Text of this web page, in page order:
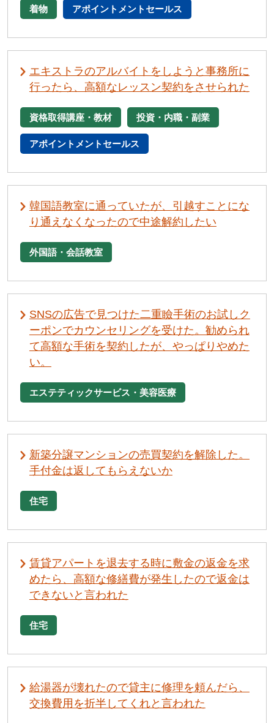
着物 アポイントメントセールス
エキストラのアルバイトをしようと事務所に
行ったら、高額なレッスン契約をさせられた
資格取得講座・教材 投資・内職・副業
アポイントメントセールス
韓国語教室に通っていたが、引越すことにな
り通えなくなったので中途解約したい
外国語・会話教室
SNSの広告で見つけた二重瞼手術のお試しク
ーポンでカウンセリングを受けた。勧められ
て高額な手術を契約したが、やっぱりやめた
い。
エステティックサービス・美容医療
新築分譲マンションの売買契約を解除した。
手付金は返してもらえないか
住宅
賃貸アパートを退去する時に敷金の返金を求
めたら、高額な修繕費が発生したので返金は
できないと言われた
住宅
給湯器が壊れたので貸主に修理を頼んだら、
交換費用を折半してくれと言われた